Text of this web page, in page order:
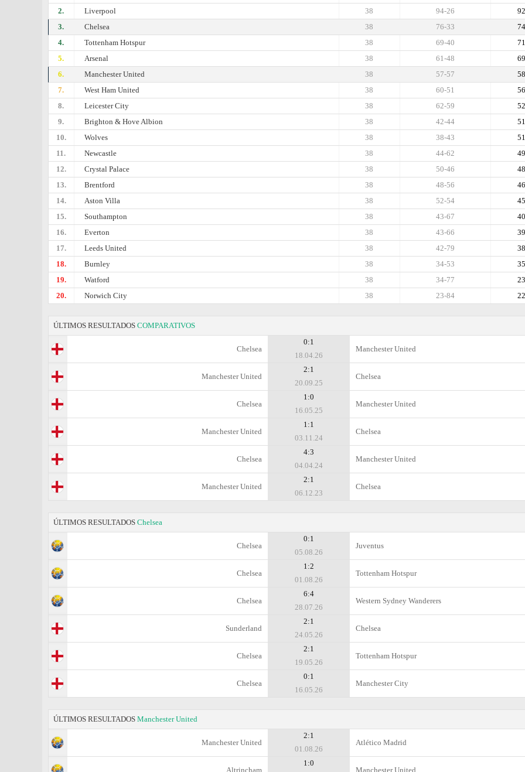
2.
Liverpool 92
94-26
38
3.
Chelsea 74
76-33
38
4.
Tottenham Hotspur 71
69-40
38
5.
Arsenal 69
61-48
38
6.
Manchester United 58
57-57
38
7.
West Ham United 56
60-51
38
8.
Leicester City 52
62-59
38
9.
Brighton & Hove Albion 51
42-44
38
10.
Wolves 51
38-43
38
11.
Newcastle 49
44-62
38
12.
Crystal Palace 48
50-46
38
13.
Brentford 46
48-56
38
14.
Aston Villa 45
52-54
38
15.
Southampton 40
43-67
38
16.
Everton 39
43-66
38
17.
Leeds United 38
42-79
38
18.
Burnley 35
34-53
38
19.
Watford 23
34-77
38
20.
Norwich City 22
23-84
38
ÚLTIMOS RESULTADOS COMPARATIVOS
Chelsea
0:1
18.04.26
Manchester United
Manchester United
2:1
20.09.25
Chelsea
Chelsea
1:0
16.05.25
Manchester United
Manchester United
1:1
03.11.24
Chelsea
Chelsea
4:3
04.04.24
Manchester United
Manchester United
2:1
06.12.23
Chelsea
ÚLTIMOS RESULTADOS Chelsea
Chelsea
0:1
05.08.26
Juventus
Chelsea
1:2
01.08.26
Tottenham Hotspur
Chelsea
6:4
28.07.26
Western Sydney Wanderers
Sunderland
2:1
24.05.26
Chelsea
Chelsea
2:1
19.05.26
Tottenham Hotspur
Chelsea
0:1
16.05.26
Manchester City
ÚLTIMOS RESULTADOS Manchester United
Manchester United
2:1
01.08.26
Atlético Madrid
Altrincham
1:0
Manchester United